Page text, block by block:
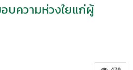
บความห่วงใยแก่ผู้